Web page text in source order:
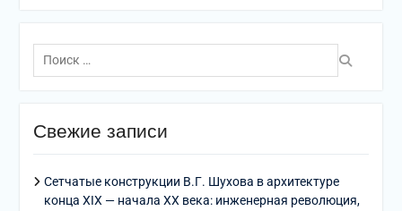
Поиск
по:
Свежие записи
Сетчатые конструкции В.Г. Шухова в архитектуре
конца XIX — начала XX века: инженерная революция,